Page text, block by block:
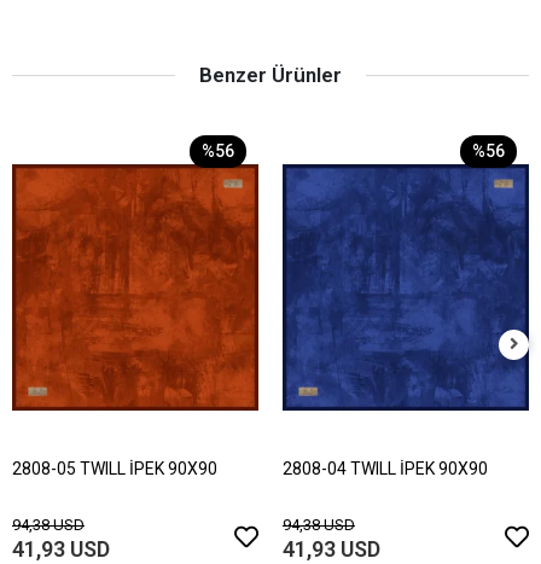
Benzer Ürünler
%56
2808-05 TWILL İPEK 90X90
94,38 USD
41,93 USD
%56
2808-04 TWILL İPEK 90X90
94,38 USD
41,93 USD